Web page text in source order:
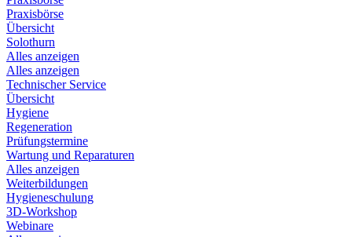
Praxisbörse
Übersicht
Solothurn
Alles anzeigen
Alles anzeigen
Technischer Service
Übersicht
Hygiene
Regeneration
Prüfungstermine
Wartung und Reparaturen
Alles anzeigen
Weiterbildungen
Hygieneschulung
3D-Workshop
Webinare